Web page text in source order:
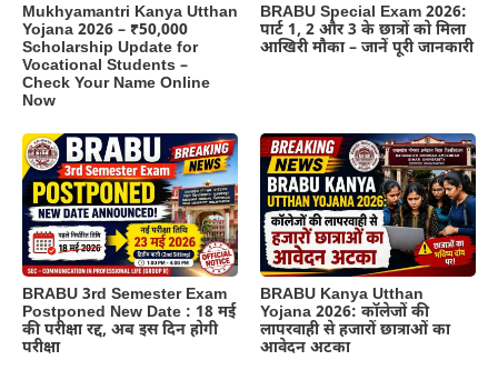
Mukhyamantri Kanya Utthan
Yojana 2026 – ₹50,000
Scholarship Update for
Vocational Students –
Check Your Name Online
Now
BRABU Special Exam 2026:
पार्ट 1, 2 और 3 के छात्रों को मिला
आखिरी मौका – जानें पूरी जानकारी
BRABU 3rd Semester Exam
Postponed New Date : 18 मई
की परीक्षा रद्द, अब इस दिन होगी
परीक्षा
BRABU Kanya Utthan
Yojana 2026: कॉलेजों की
लापरवाही से हजारों छात्राओं का
आवेदन अटका